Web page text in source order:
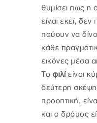
θυμίσει πως η
είναι εκεί, δεν
παύουν να
κάθε
εικόνες μέσα
Το φιλίείναι
δεύτερη σκέψη,
προοπτική,
και ο δρόμος